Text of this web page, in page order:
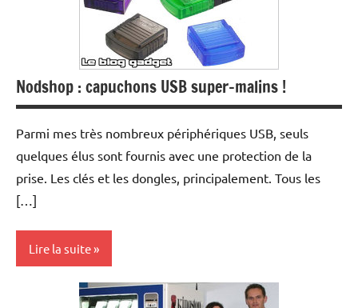
Nodshop : capuchons USB super-malins !
Parmi mes très nombreux périphériques USB, seuls
quelques élus sont fournis avec une protection de la
prise. Les clés et les dongles, principalement. Tous les
[…]
Lire la suite
Inclassables